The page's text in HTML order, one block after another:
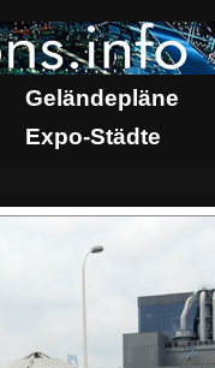
Geländepläne
Expo-Städte